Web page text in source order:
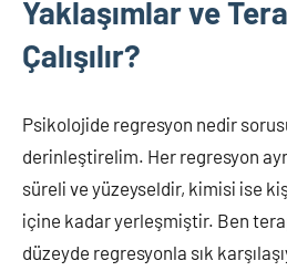
Yaklaşımlar ve
Çalışılır?
Psikolojide regresyon nedir
derinleştirelim. Her regresyon
süreli ve yüzeyseldir, kimisi ise
içine kadar yerleşmiştir. Ben
düzeyde regresyonla sık